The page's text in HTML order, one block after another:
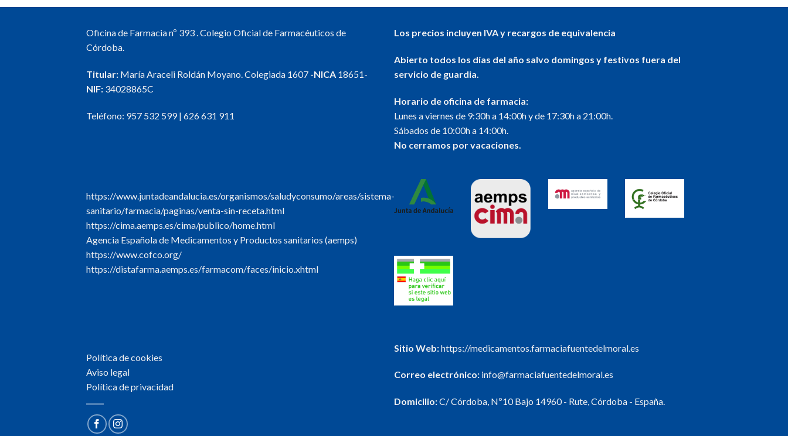
Oficina de Farmacia nº 393 . Colegio Oficial de Farmacéuticos de
Córdoba.
Titular: María Araceli Roldán Moyano. Colegiada 1607 -NICA 18651-
NIF: 34028865C
Teléfono: 957 532 599| 626 631 911
Los precios incluyen IVA y recargos de equivalencia
Abierto todos los días del año salvo domingos y festivos fuera del
servicio de guardia.
Horario de oficina de farmacia:
Lunes a viernes de 9:30h a 14:00h y de 17:30h a 21:00h.
Sábados de 10:00h a 14:00h.
No cerramos por vacaciones.
https://www.juntadeandalucia.es/organismos/saludyconsumo/areas/sistema-
sanitario/farmacia/paginas/venta-sin-receta.html
https://cima.aemps.es/cima/publico/home.html
Agencia Española de Medicamentos y Productos sanitarios (aemps)
https://www.cofco.org/
https://distafarma.aemps.es/farmacom/faces/inicio.xhtml
Política de cookies
Aviso legal
Política de privacidad
Sitio Web:https://medicamentos.farmaciafuentedelmoral.es
Correo electrónico: info@farmaciafuentedelmoral.es
Domicilio:C/ Córdoba, Nº10 Bajo 14960 - Rute, Córdoba - España.